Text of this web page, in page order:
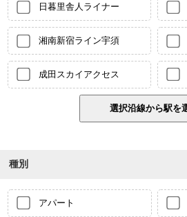
日暮里舎人ライナー
湘南新宿ライン宇須
成田スカイアクセス
種別
アパート